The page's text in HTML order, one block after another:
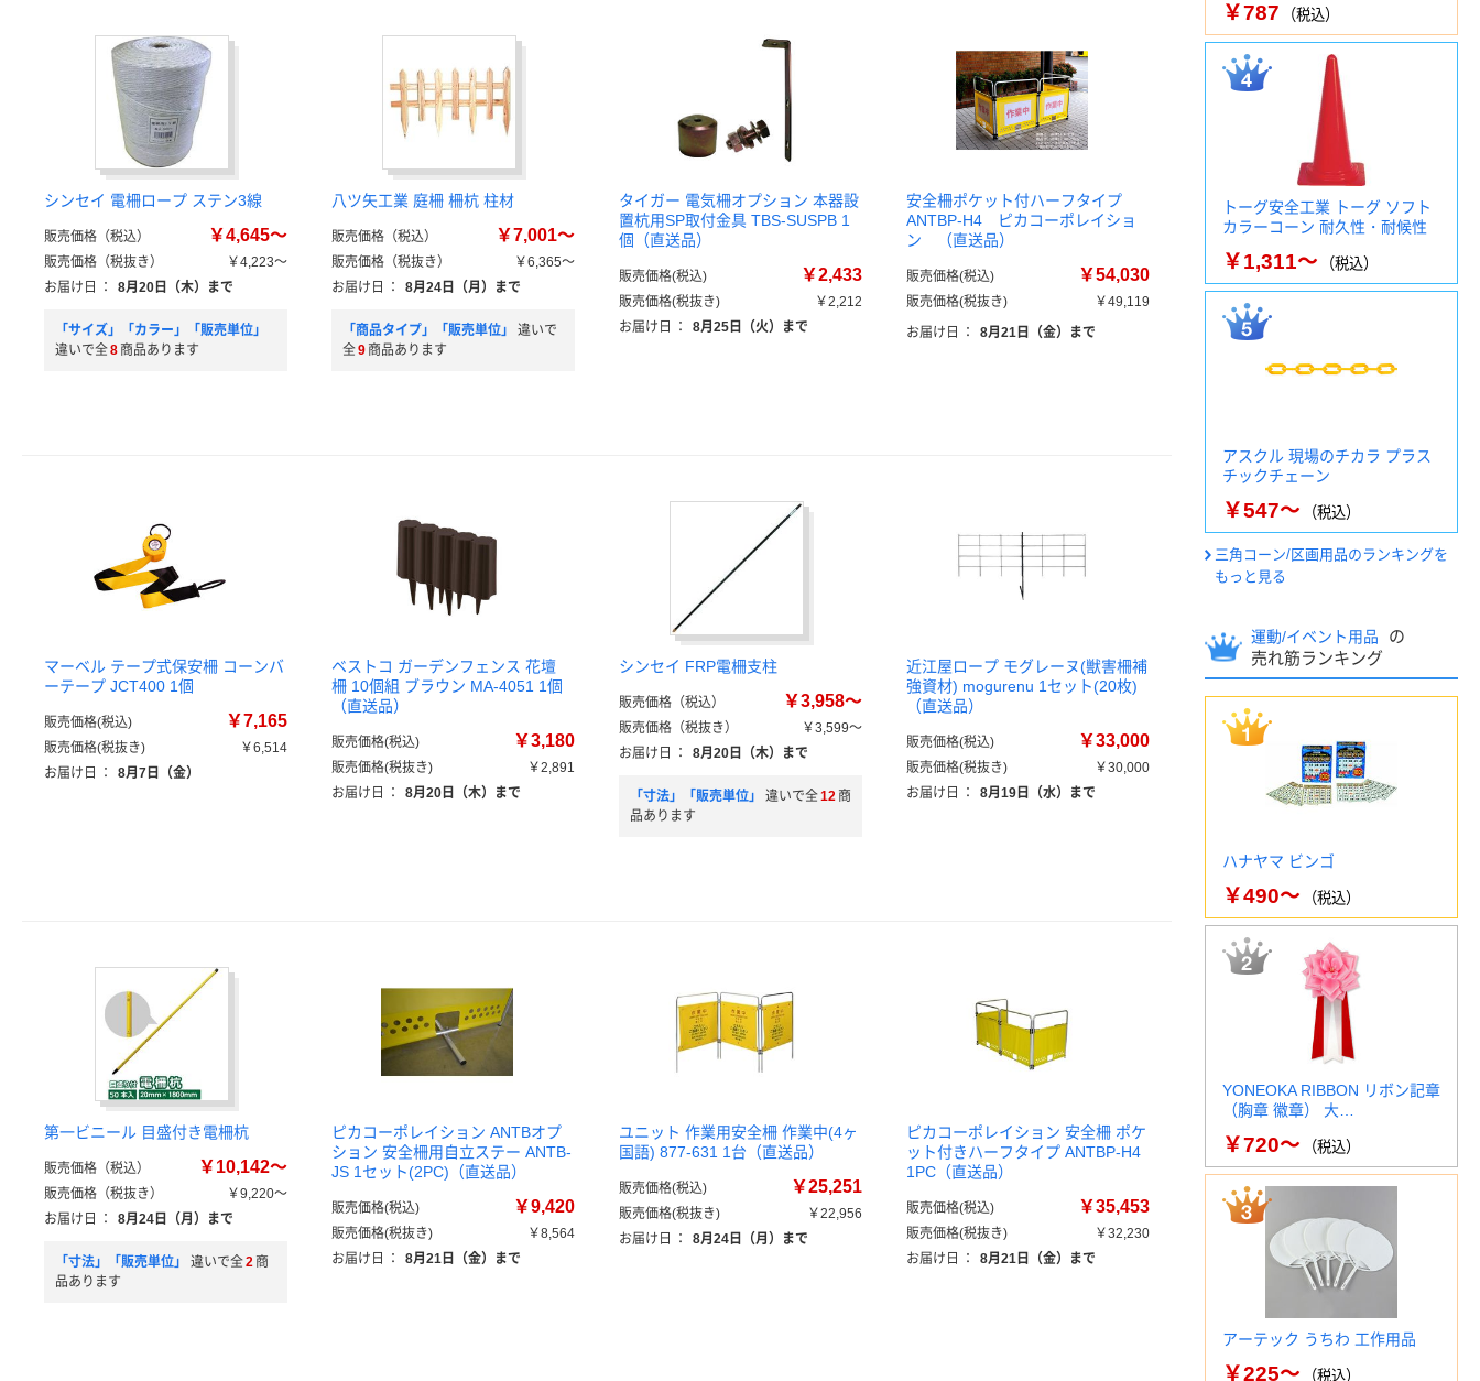
シンセイ 電柵ロープ ステン3線
販売価格（税込） ￥4,645～
販売価格（税抜き）
￥4,223～
お届け日
： 8月20日（木）まで
「サイズ」「カラー」「販売単位」
違いで全8 商品あります
八ツ矢工業 庭柵 柵杭 柱材
販売価格（税込） ￥7,001～
販売価格（税抜き）
￥6,365～
お届け日
： 8月24日（月）まで
「商品タイプ」「販売単位」
違いで
全9 商品あります
タイガー 電気柵オプション 本器設
置杭用SP取付金具 TBS-SUSPB 1
個（直送品）
販売価格(税込) ￥2,433
販売価格(税抜き)
￥2,212
お届け日
： 8月25日（火）まで
安全柵ポケット付ハーフタイプ
ANTBP-H4 ピカコーポレイショ
ン （直送品）
販売価格(税込) ￥54,030
販売価格(税抜き)
￥49,119
お届け日
： 8月21日（金）まで
マーベル テープ式保安柵 コーンバ
ーテープ JCT400 1個
販売価格(税込) ￥7,165
販売価格(税抜き)
￥6,514
お届け日
： 8月7日（金）
ベストコ ガーデンフェンス 花壇
柵 10個組 ブラウン MA-4051 1個
（直送品）
販売価格(税込) ￥3,180
販売価格(税抜き)
￥2,891
お届け日
： 8月20日（木）まで
シンセイ FRP電柵支柱
販売価格（税込） ￥3,958～
販売価格（税抜き）
￥3,599～
お届け日
： 8月20日（木）まで
「寸法」「販売単位」 違いで全12 商
品あります
近江屋ロープ モグレーヌ(獣害柵補
強資材) mogurenu 1セット(20枚)
（直送品）
販売価格(税込) ￥33,000
販売価格(税抜き)
￥30,000
お届け日
： 8月19日（水）まで
第一ビニール 目盛付き電柵杭
販売価格（税込） ￥10,142～
販売価格（税抜き）
￥9,220～
お届け日
： 8月24日（月）まで
「寸法」「販売単位」 違いで全2 商
品あります
ピカコーポレイション ANTBオプ
ション 安全柵用自立ステー ANTB-
JS 1セット(2PC)（直送品）
販売価格(税込) ￥9,420
販売価格(税抜き)
￥8,564
お届け日
： 8月21日（金）まで
ユニット 作業用安全柵 作業中(4ヶ
国語) 877-631 1台（直送品）
販売価格(税込) ￥25,251
販売価格(税抜き)
￥22,956
お届け日
： 8月24日（月）まで
ピカコーポレイション 安全柵 ポケ
ット付きハーフタイプ ANTBP-H4
1PC（直送品）
販売価格(税込) ￥35,453
販売価格(税抜き)
￥32,230
お届け日
： 8月21日（金）まで
￥787 （税込）
トーグ安全工業 トーグ ソフト
カラーコーン 耐久性・耐候性
￥1,311～ （税込）
アスクル 現場のチカラ プラス
チックチェーン
￥547～ （税込）
三角コーン/区画用品のランキングを
もっと見る
運動/イベント用品
の
売れ筋ランキング
ハナヤマ ビンゴ
￥490～ （税込）
YONEOKA RIBBON リボン記章
（胸章 徽章） 大…
￥720～ （税込）
アーテック うちわ 工作用品
￥225～ （税込）